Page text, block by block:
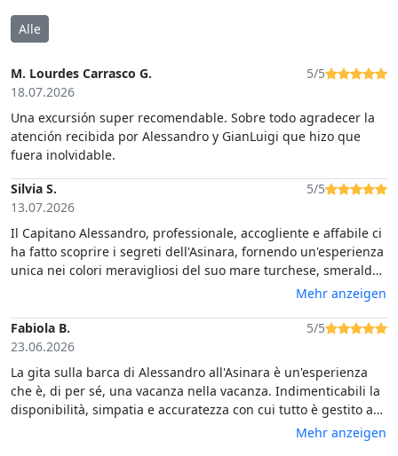
Alle
M. Lourdes Carrasco G.
18.07.2026
5/5
Una excursión super recomendable. Sobre todo agradecer la
atención recibida por Alessandro y GianLuigi que hizo que
fuera inolvidable.
Silvia S.
13.07.2026
5/5
Il Capitano Alessandro, professionale, accogliente e affabile ci
ha fatto scoprire i segreti dell'Asinara, fornendo un'esperienza
unica nei colori meravigliosi del suo mare turchese, smeraldo
Mehr anzeigen
Fabiola B.
23.06.2026
5/5
La gita sulla barca di Alessandro all'Asinara è un'esperienza
che è, di per sé, una vacanza nella vacanza. Indimenticabili la
disponibilità, simpatia e accuratezza con cui tutto è gestito a
bordo nella massima sicurezza di tutti i partecipanti. L'Asinara
Mehr anzeigen